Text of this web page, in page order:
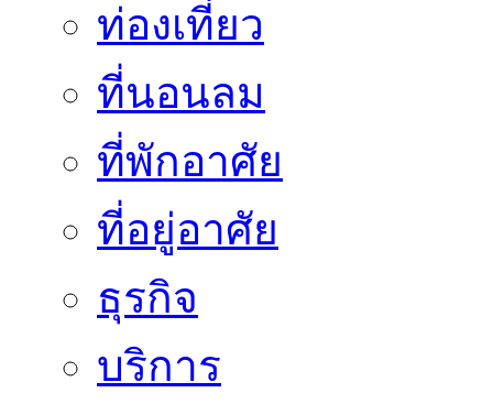
ท่องเที่ยว
ที่นอนลม
ที่พักอาศัย
ที่อยู่อาศัย
ธุรกิจ
บริการ